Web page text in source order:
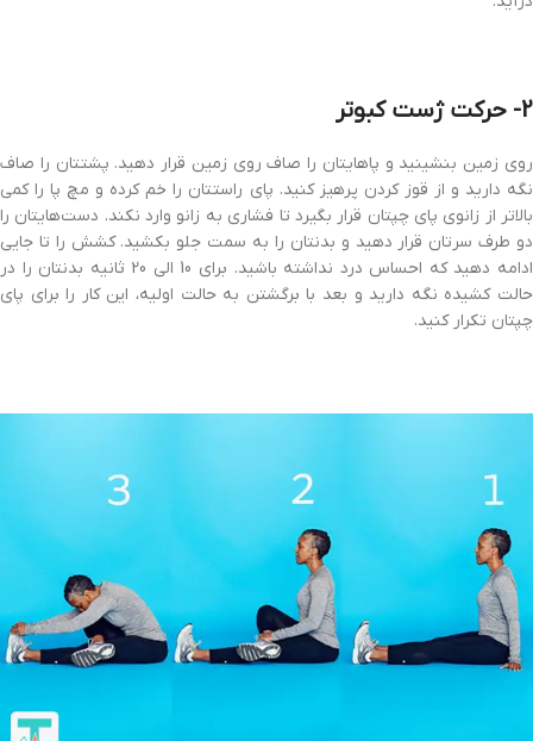
2- حرکت ژست کبوتر
روی زمین بنشینید و پاهایتان را صاف روی زمین قرار دهید. پشتتان را صاف
نگه دارید و از قوز کردن پرهیز کنید. پای راستتان را خم کرده و مچ پا را کمی
بالاتر از زانوی پای چپتان قرار بگیرد تا فشاری به زانو وارد نکند. دست‌هایتان را
دو طرف سرتان قرار دهید و بدنتان را به سمت جلو بکشید. کشش را تا جایی
ادامه دهید که احساس درد نداشته باشید. برای 10 الی 20 ثانیه بدنتان را در
حالت کشیده نگه دارید و بعد با برگشتن به حالت اولیه، این کار را برای پای
چپتان تکرار کنید.